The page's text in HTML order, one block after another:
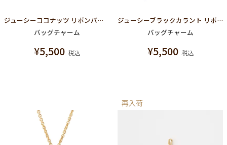
ジューシーココナッツ リボンバッグチャーム
バッグチャーム
¥5,500 税込
ジューシーブラックカラント リボンバッグチャーム
バッグチャーム
¥5,500 税込
再入荷